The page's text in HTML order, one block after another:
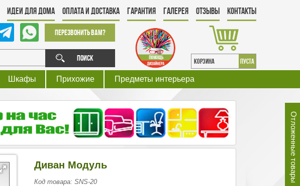
Перезвонить Вам?
Поиск КОРЗИНА пуста
Идеи для дома Оплата и Доставка Гарантия Галерея Отзывы Контакты
Шкафы Прихожие Предметы интерьера
Диван Модуль
Код товара: SNS-20
Отложенные товары